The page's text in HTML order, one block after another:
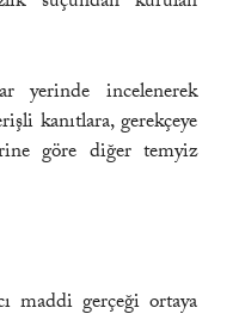
yerinde incelenerek
kanıtlara, gerekçeye
göre diğer temyiz
maddi gerçeği ortaya